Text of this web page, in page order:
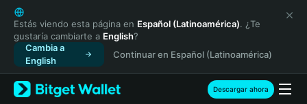
English
日本語
Tiếng Việt
Русский
Español (Latinoamérica)
Türkçe
Estás viendo esta página en Español (Latinoamérica). ¿Te
gustaría cambiarte a English?
Cambia a
English
Continuar en Español (Latinoamérica)
Descargar ahora